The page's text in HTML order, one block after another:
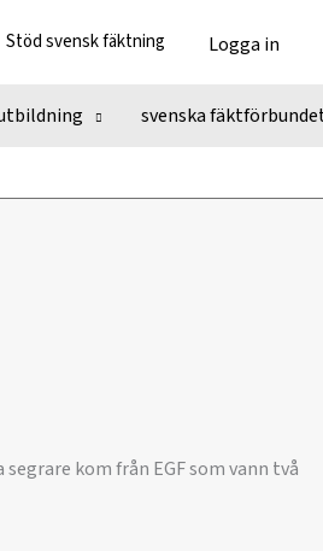
Stöd svensk fäktning Logga in
svenska
kom från EGF som vann två